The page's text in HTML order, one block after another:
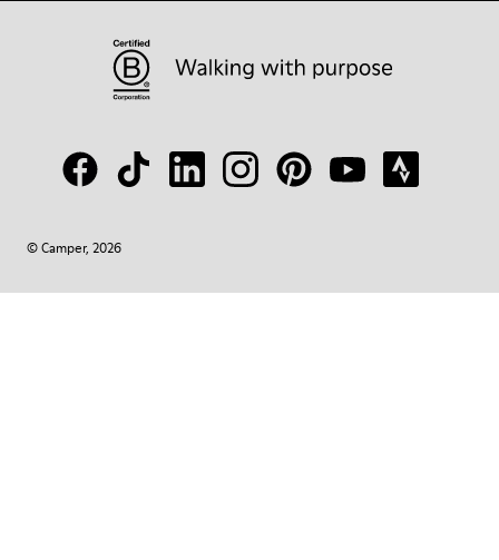
© Camper, 2026